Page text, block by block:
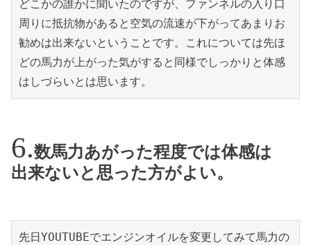
どこかの誰かに聞いたのですが、ファンネルの入り口
周りに抵抗物があると空気の流速が下がってあまりお
勧めは出来ないということです。これについては先ほ
どの馬力が上がった気がすると同様でしっかりと体感
はしづらいとは思います。
数馬力あがった程度では体感は
出来ないと思った方がよい。
先日YOUTUBEでエンジンオイルを変更してみて馬力の